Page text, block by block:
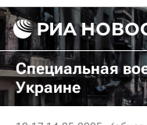
Специальная
Украине